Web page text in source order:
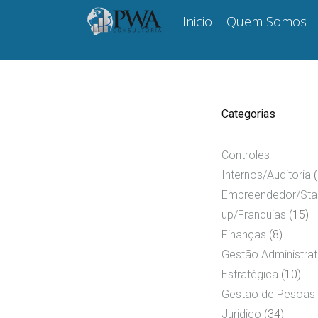
Inicio Quem Somos
Categorias
Controles
Internos/Auditoria
Empreendedor/
up/Franquias (15)
Finanças (8)
Gestão
Estratégica (10)
Gestão de Pesoas
Juridico (34)